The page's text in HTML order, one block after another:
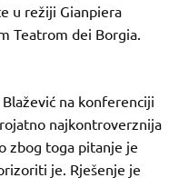
u režiji Gianpiera
Teatrom dei Borgia.
na konferenciji
najkontroverznija
zbog toga pitanje je
je. Rješenje je